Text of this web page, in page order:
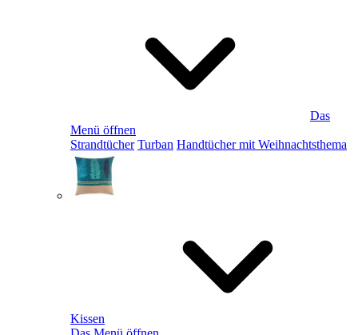
Das
Menü öffnen
Strandtücher Turban Handtücher mit Weihnachtsthema
Kissen